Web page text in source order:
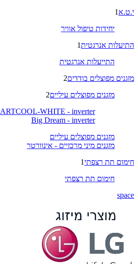
י.ט.א 1
יחידות טיפול אוויר
התיעלות אנרגטית1
התייעלות אנרגטית
מזגנים מפוצלים בודדים2
מזגנים מפוצלים עיליים2
ARTCOOL-WHITE - inverter
Big Dream - inverter
מזגנים מפוצלים עיליים
מזגנים מיני מרכזיים - אינוורטר
חימום תת רצפתי1
חימום תת רצפתי
space